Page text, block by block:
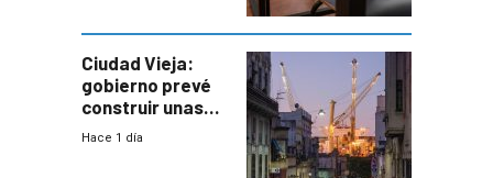
Ciudad Vieja:
gobierno prevé
construir unas
mil viviendas en
Hace 1 día